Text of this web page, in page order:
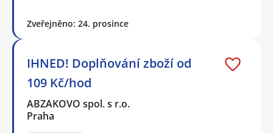
Zveřejněno: 24. prosince
IHNED! Doplňování zboží od
109 Kč/hod
ABZAKOVO spol. s r.o.
Praha